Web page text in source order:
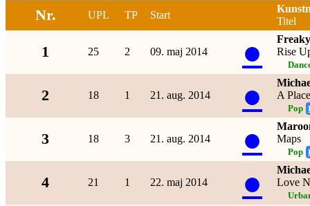
Nr. UPL TP Start
Titel
1 25 2 09. maj 2014 ●
Rise
2 18 1 21. aug. 2014 ●
A
Pop
3 18 3 21. aug. 2014 ●
Maps
Pop
4 21 1 22. maj 2014 ●
Love